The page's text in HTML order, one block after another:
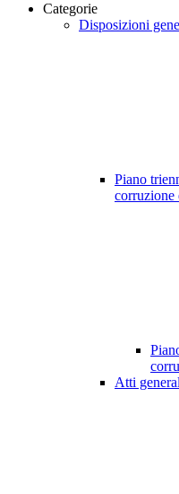
Categorie
Disposizioni
Piano
corruzione
Atti